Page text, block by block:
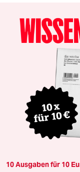
10 Ausgaben für 10